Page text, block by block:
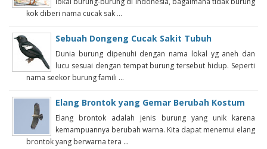
kok diberi nama cucak sak ...
Sebuah Dongeng Cucak Sakit Tubuh
Dunia burung dipenuhi dengan nama lokal yg aneh dan
lucu sesuai dengan tempat burung tersebut hidup. Seperti
nama seekor burung famili ...
Elang Brontok yang Gemar Berubah Kostum
Elang brontok adalah jenis burung yang unik karena
kemampuannya berubah warna. Kita dapat menemui elang
brontok yang berwarna tera ...